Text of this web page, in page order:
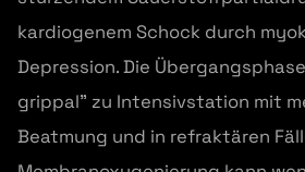
kardiogenem Schock durch
Depression. Die
grippal” zu Intensivstation mit
Beatmung und in refraktären